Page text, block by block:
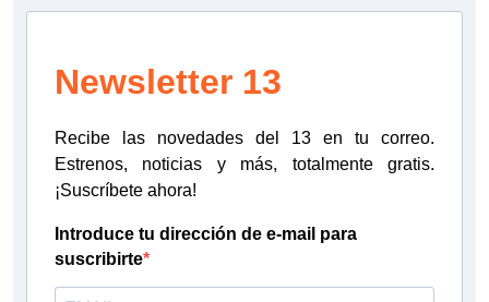
Newsletter 13
Recibe las novedades del 13 en tu correo.
Estrenos, noticias y más, totalmente gratis.
¡Suscríbete ahora!
Introduce tu dirección de e-mail para
suscribirte